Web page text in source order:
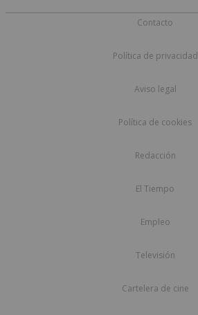
Contacto
Política de privacidad
Aviso legal
Política de cookies
Redacción
El Tiempo
Empleo
Televisión
Cartelera de cine